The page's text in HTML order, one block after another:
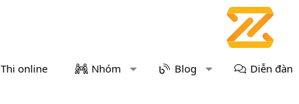
Thi online Nhóm Blog Diễn đàn